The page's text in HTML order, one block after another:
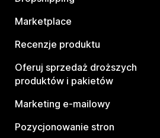
Marketplace
Recenzje produktu
Oferuj sprzedaż droższych
produktów i pakietów
Marketing e-mailowy
Pozycjonowanie stron